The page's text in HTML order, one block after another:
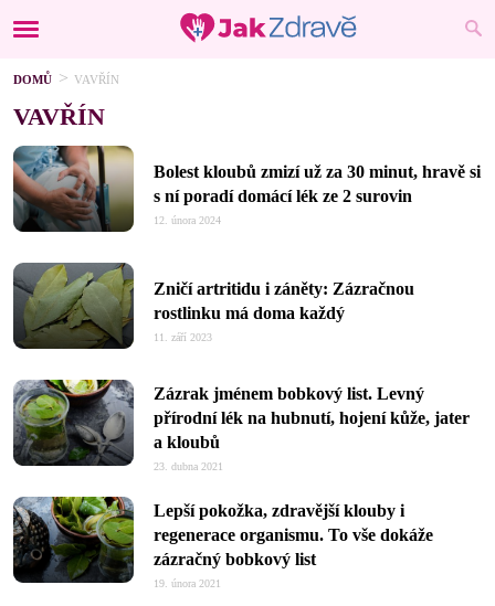
DOMŮ VAVŘÍN
VAVŘÍN
Bolest kloubů zmizí už za 30 minut, hravě si
s ní poradí domácí lék ze 2 surovin
12. února 2024
Zničí artritidu i záněty: Zázračnou
rostlinku má doma každý
11. září 2023
Zázrak jménem bobkový list. Levný
přírodní lék na hubnutí, hojení kůže, jater
a kloubů
23. dubna 2021
Lepší pokožka, zdravější klouby i
regenerace organismu. To vše dokáže
zázračný bobkový list
19. února 2021